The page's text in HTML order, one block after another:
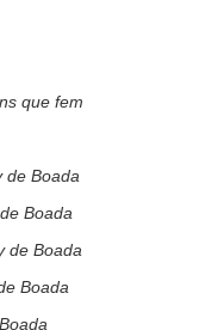
que fem
de Boada
Boada
de Boada
Boada